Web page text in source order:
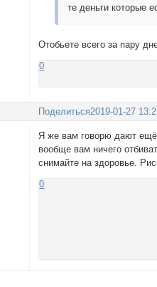
те деньги которые
Отобьете всего за пару
0
Поделиться2019-01-27
Я же вам говорю дают ещё
вообще вам ничего
снимайте на здоровье.
0